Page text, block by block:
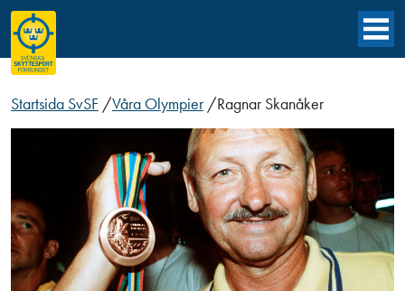
Startsida SvSF /Våra Olympier /Ragnar Skanåker